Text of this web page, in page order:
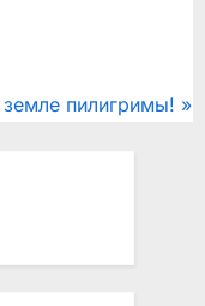
пилигримы!